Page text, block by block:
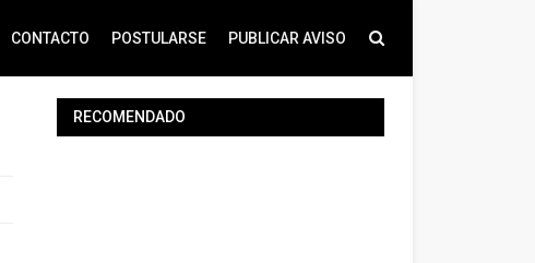
CONTACTO POSTULARSE PUBLICAR AVISO
RECOMENDADO